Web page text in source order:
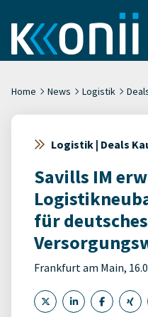
Home News Logistik
Logistik | Deals
Savills IM
für deutsches
Frankfurt am Main,